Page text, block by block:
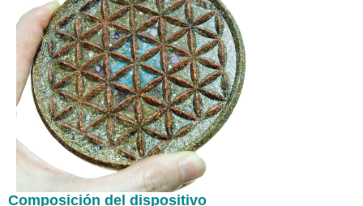
Composición del dispositivo